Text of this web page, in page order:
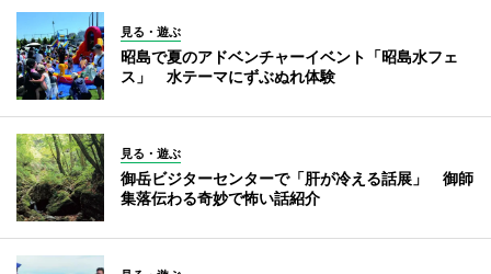
見る・遊ぶ
昭島で夏のアドベンチャーイベント「昭島水フェ
ス」 水テーマにずぶぬれ体験
見る・遊ぶ
御岳ビジターセンターで「肝が冷える話展」 御師
集落伝わる奇妙で怖い話紹介